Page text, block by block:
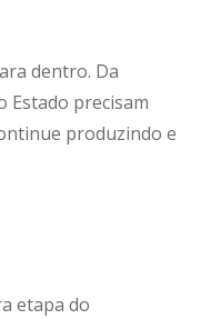
dentro. Da
Estado precisam
produzindo e
etapa do